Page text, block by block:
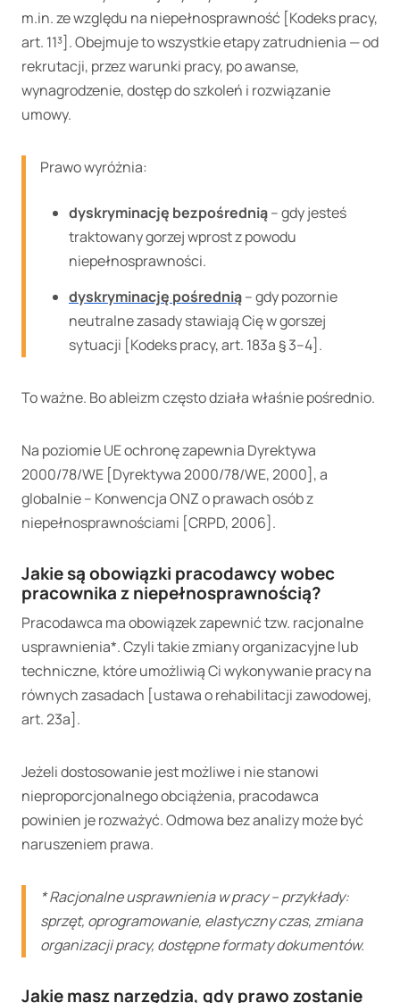
m.in. ze względu na niepełnosprawność [Kodeks pracy,
art. 11³]. Obejmuje to wszystkie etapy zatrudnienia — od
rekrutacji, przez warunki pracy, po awanse,
wynagrodzenie, dostęp do szkoleń i rozwiązanie
umowy.
Prawo wyróżnia:
dyskryminację bezpośrednią– gdy jesteś
traktowany gorzej wprost z powodu
niepełnosprawności.
dyskryminację pośrednią– gdy pozornie
neutralne zasady stawiają Cię w gorszej
sytuacji [Kodeks pracy, art. 183a § 3–4].
To ważne. Bo ableizm często działa właśnie pośrednio.
Na poziomie UE ochronę zapewnia Dyrektywa
2000/78/WE [Dyrektywa 2000/78/WE, 2000], a
globalnie – Konwencja ONZ o prawach osób z
niepełnosprawnościami [CRPD, 2006].
Jakie są obowiązki pracodawcy wobec
pracownika z niepełnosprawnością?
Pracodawca ma obowiązek zapewnić tzw. racjonalne
usprawnienia*. Czyli takie zmiany organizacyjne lub
techniczne, które umożliwią Ci wykonywanie pracy na
równych zasadach [ustawa o rehabilitacji zawodowej,
art. 23a].
Jeżeli dostosowanie jest możliwe i nie stanowi
nieproporcjonalnego obciążenia, pracodawca
powinien je rozważyć. Odmowa bez analizy może być
naruszeniem prawa.
*Racjonalne usprawnienia w pracy – przykłady:
sprzęt, oprogramowanie, elastyczny czas, zmiana
organizacji pracy, dostępne formaty dokumentów.
Jakie masz narzędzia, gdy prawo zostanie